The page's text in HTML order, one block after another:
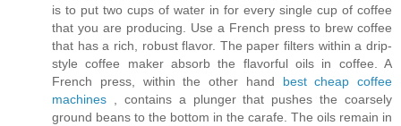
is to put two cups of water in for every single cup of coffee
that you are producing. Use a French press to brew coffee
that has a rich, robust flavor. The paper filters within a drip-
style coffee maker absorb the flavorful oils in coffee. A
French press, within the other hand best cheap coffee
machines
, contains a plunger that pushes the coarsely
ground beans to the bottom in the carafe. The oils remain in